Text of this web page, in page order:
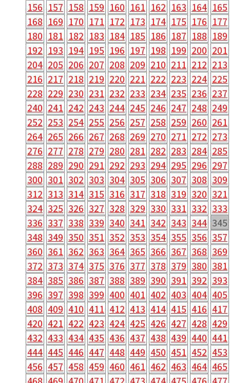
156 157 158 159 160 161 162 163 164 165
168 169 170 171 172 173 174 175 176 177
180 181 182 183 184 185 186 187 188 189
192 193 194 195 196 197 198 199 200 201
204 205 206 207 208 209 210 211 212 213
216 217 218 219 220 221 222 223 224 225
228 229 230 231 232 233 234 235 236 237
240 241 242 243 244 245 246 247 248 249
252 253 254 255 256 257 258 259 260 261
264 265 266 267 268 269 270 271 272 273
276 277 278 279 280 281 282 283 284 285
288 289 290 291 292 293 294 295 296 297
300 301 302 303 304 305 306 307 308 309
312 313 314 315 316 317 318 319 320 321
324 325 326 327 328 329 330 331 332 333
336 337 338 339 340 341 342 343 344 345
348 349 350 351 352 353 354 355 356 357
360 361 362 363 364 365 366 367 368 369
372 373 374 375 376 377 378 379 380 381
384 385 386 387 388 389 390 391 392 393
396 397 398 399 400 401 402 403 404 405
408 409 410 411 412 413 414 415 416 417
420 421 422 423 424 425 426 427 428 429
432 433 434 435 436 437 438 439 440 441
444 445 446 447 448 449 450 451 452 453
456 457 458 459 460 461 462 463 464 465